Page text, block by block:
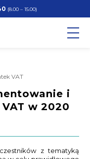
(8.00 – 15.00)
VAT
i
w 2020
z tematyką